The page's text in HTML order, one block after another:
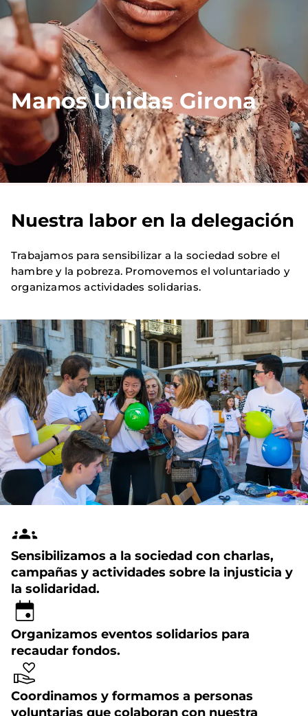
Manos Unidas Girona
Nuestra labor en la delegación
Trabajamos para sensibilizar a la sociedad sobre el
hambre y la pobreza. Promovemos el voluntariado y
organizamos actividades solidarias.
Sensibilizamos a la sociedad con charlas,
campañas y actividades sobre la injusticia y
la solidaridad.
Organizamos eventos solidarios para
recaudar fondos.
Coordinamos y formamos a personas
voluntarias que colaboran con nuestra